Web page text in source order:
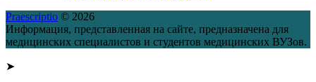
Praescriptio © 2026
Информация, представленная на сайте, предназначена для
медицинских специалистов и студентов медицинских ВУЗов.
➤